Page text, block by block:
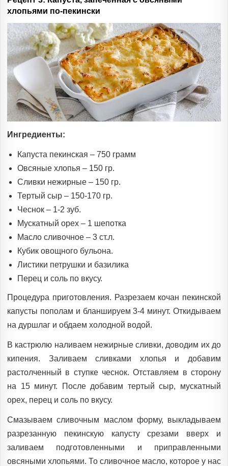
хлопьями по-пекински
Ингредиенты:
Капуста пекинская – 750 грамм
Овсяные хлопья – 150 гр.
Сливки нежирные – 150 гр.
Тертый сыр – 150-170 гр.
Чеснок – 1-2 зуб.
Мускатный орех – 1 шепотка
Масло сливочное – 3 ст.л.
Кубик овощного бульона.
Листики петрушки и базилика
Перец и соль по вкусу.
Процедура приготовления. Разрезаем кочан пекинской
капусты пополам и бланшируем 3-4 минут. Откидываем
на дуршлаг и обдаем холодной водой.
В кастрюлю наливаем нежирные сливки, доводим их до
кипения. Заливаем сливками хлопья и добавим
растолченный в ступке чеснок. Отставляем в сторону
на 15 минут. После добавим тертый сыр, мускатный
орех, перец и соль по вкусу.
Смазываем сливочным маслом форму, выкладываем
разрезанную пекинскую капусту срезами вверх и
заливаем подготовленными и приправленными
овсяными хлопьями. То сливочное масло, которое у нас